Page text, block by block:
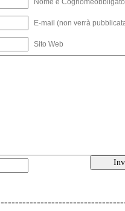
Nome e
E-mail (non verrà
Sito Web